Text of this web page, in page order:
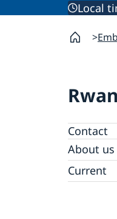
Local
Contact
About us
Embassy
Current